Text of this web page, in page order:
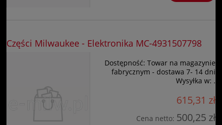
Części Milwaukee - Elektronika MC-4931507798
Dostępność: Towar na magazynie
fabrycznym - dostawa 7- 14 dni
Wysyłka w: .
615,31 zł
Cena netto: 500,25 zł